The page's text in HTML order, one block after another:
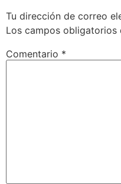
Tu dirección de correo
Los campos obligatorios
Comentario *